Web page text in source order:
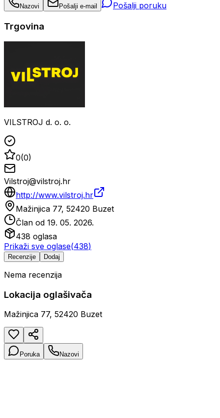
Nazovi Pošalji e-mail Pošalji poruku
Trgovina
VILSTROJ d. o. o.
0(0)
Vilstroj@vilstroj.hr
http://www.vilstroj.hr
Mažinjica 77, 52420 Buzet
Član od 19. 05. 2026.
438 oglasa
Prikaži sve oglase(438)
Recenzije Dodaj
Nema recenzija
Lokacija oglašivača
Mažinjica 77, 52420 Buzet
Poruka Nazovi